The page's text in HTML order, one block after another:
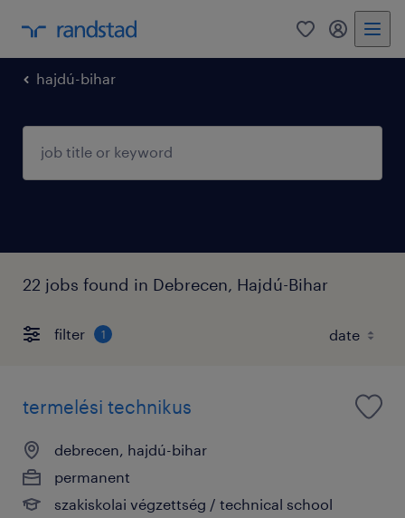
0 my
hajdú-bihar
22 jobs found in Debrecen, Hajdú-Bihar
filter 1
termelési technikus
debrecen, hajdú-bihar
permanent
szakiskolai végzettség / technical school